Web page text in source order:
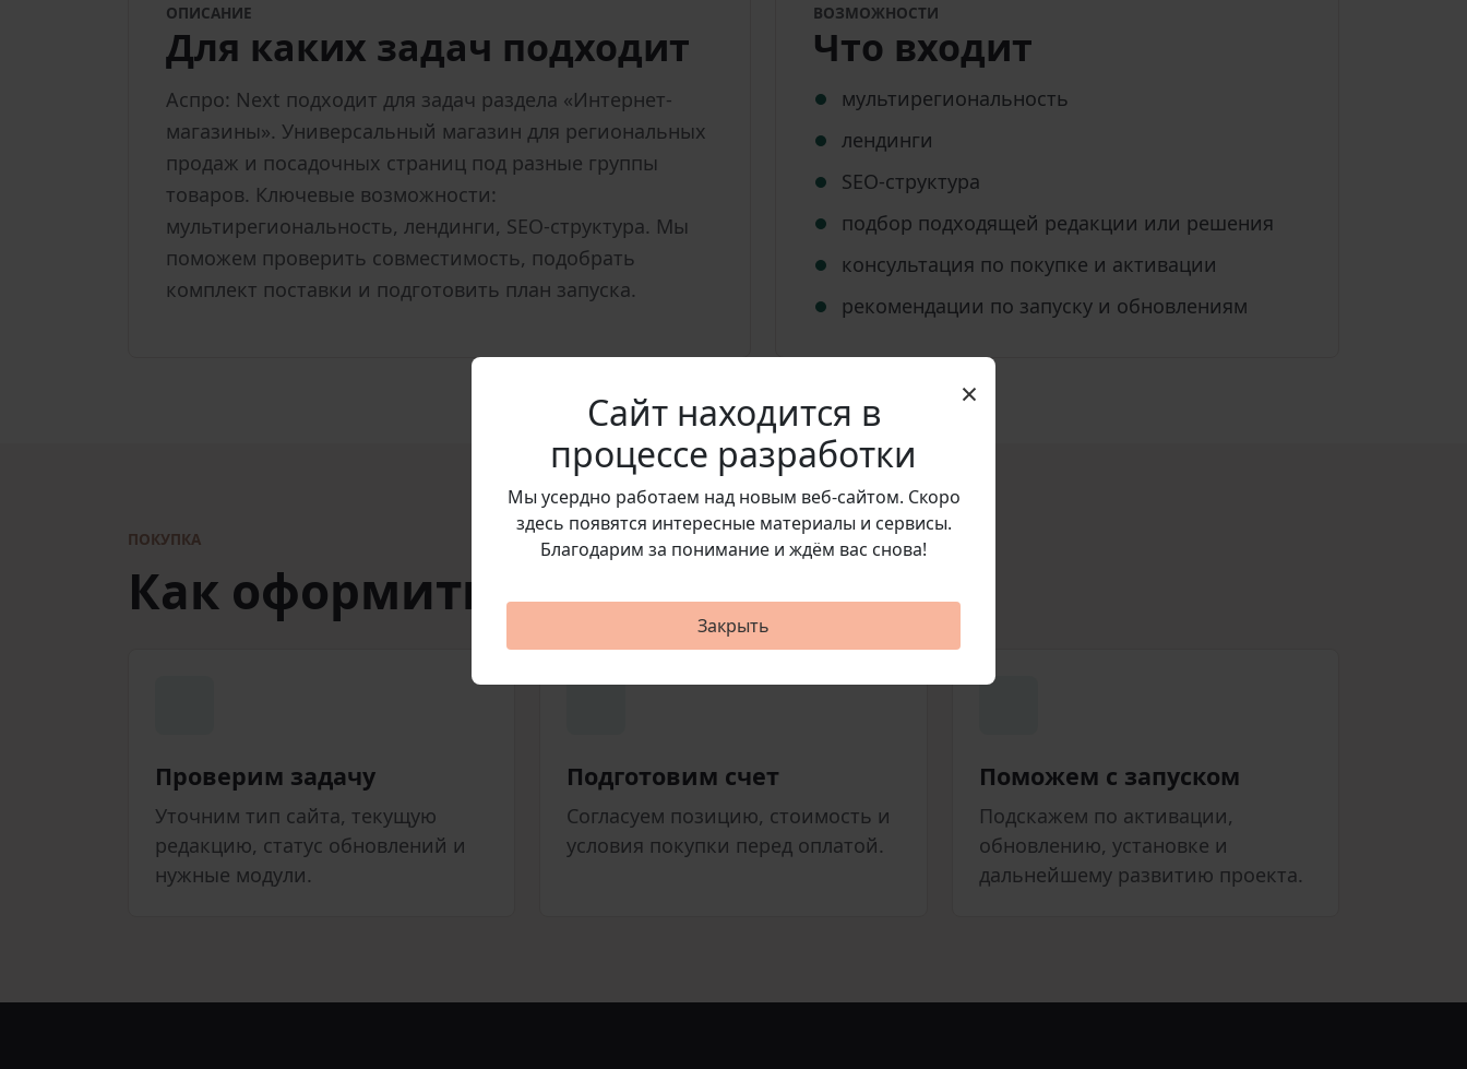
ОПИСАНИЕ
Для каких задач подходит
Аспро: Next подходит для задач раздела «Интернет-
магазины». Универсальный магазин для региональных
продаж и посадочных страниц под разные группы
товаров. Ключевые возможности:
мультирегиональность, лендинги, SEO-структура. Мы
поможем проверить совместимость, подобрать
комплект поставки и подготовить план запуска.
ВОЗМОЖНОСТИ
Что входит
мультирегиональность
лендинги
SEO-структура
подбор подходящей редакции или решения
консультация по покупке и активации
рекомендации по запуску и обновлениям
ПОКУПКА
Как оформить
Проверим задачу
Уточним тип сайта, текущую
редакцию, статус обновлений и
нужные модули.
Подготовим счет
Согласуем позицию, стоимость и
условия покупки перед оплатой.
Поможем с запуском
Подскажем по активации,
обновлению, установке и
дальнейшему развитию проекта.
×
Сайт находится в
процессе разработки
Мы усердно работаем над новым веб‑сайтом. Скоро
здесь появятся интересные материалы и сервисы.
Благодарим за понимание и ждём вас снова!
Закрыть